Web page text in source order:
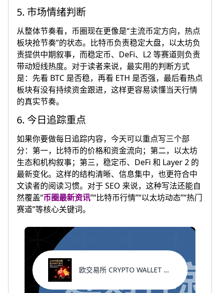
5. 市场情绪判断
从整体节奏看，币圈现在更像是“主流币定方向，热点
板块抢节奏”的状态。比特币负责稳定大盘，以太坊负
责提供中期叙事，而稳定币、DeFi、L2 等赛道则负责
带动短线热度。对于读者来说，最实用的判断方式
是：先看 BTC 是否稳，再看 ETH 是否强，最后看热点
板块有没有持续资金跟进，这样更容易读懂当天行情
的真实节奏。
6. 今日追踪重点
如果你要做每日追踪内容，今天可以重点写三个部
分：第一，比特币的价格和资金流向；第二，以太坊
生态和机构叙事；第三，稳定币、DeFi 和 Layer 2 的
最新变化。这样的结构清晰、信息集中，也更符合中
文读者的阅读习惯。对于 SEO 来说，这种写法还能自
然覆盖“币圈最新资讯”“比特币行情”“以太坊动态”“热门
赛道”等核心关键词。
欧交易所 CRYPTO WALLET 新用户福利